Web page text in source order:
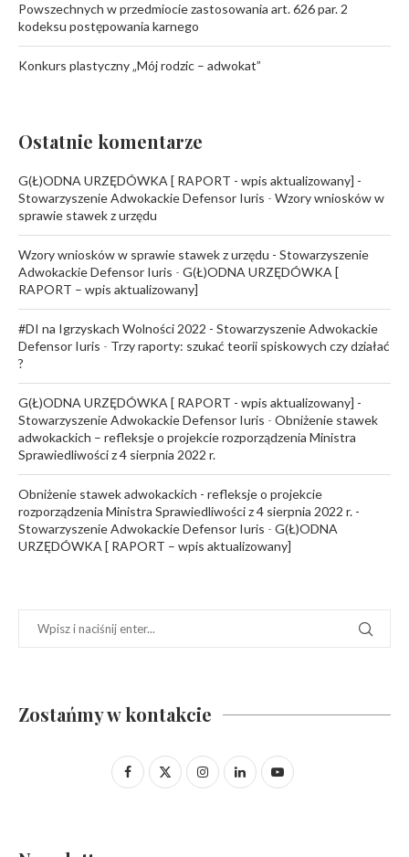
Powszechnych w przedmiocie zastosowania art. 626 par. 2
kodeksu postępowania karnego
Konkurs plastyczny „Mój rodzic – adwokat”
Ostatnie komentarze
G(Ł)ODNA URZĘDÓWKA [ RAPORT - wpis aktualizowany] -
Stowarzyszenie Adwokackie Defensor Iuris - Wzory wniosków w
sprawie stawek z urzędu
Wzory wniosków w sprawie stawek z urzędu - Stowarzyszenie
Adwokackie Defensor Iuris - G(Ł)ODNA URZĘDÓWKA [
RAPORT – wpis aktualizowany]
#DI na Igrzyskach Wolności 2022 - Stowarzyszenie Adwokackie
Defensor Iuris - Trzy raporty: szukać teorii spiskowych czy działać
?
G(Ł)ODNA URZĘDÓWKA [ RAPORT - wpis aktualizowany] -
Stowarzyszenie Adwokackie Defensor Iuris - Obniżenie stawek
adwokackich – refleksje o projekcie rozporządzenia Ministra
Sprawiedliwości z 4 sierpnia 2022 r.
Obniżenie stawek adwokackich - refleksje o projekcie
rozporządzenia Ministra Sprawiedliwości z 4 sierpnia 2022 r. -
Stowarzyszenie Adwokackie Defensor Iuris - G(Ł)ODNA
URZĘDÓWKA [ RAPORT – wpis aktualizowany]
Zostańmy w kontakcie